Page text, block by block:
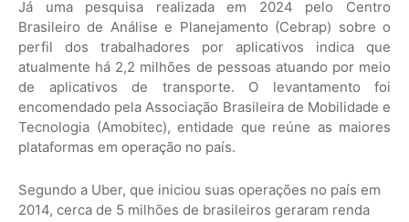
Já uma pesquisa realizada em 2024 pelo Centro
Brasileiro de Análise e Planejamento (Cebrap) sobre o
perfil dos trabalhadores por aplicativos indica que
atualmente há 2,2 milhões de pessoas atuando por meio
de aplicativos de transporte. O levantamento foi
encomendado pela Associação Brasileira de Mobilidade e
Tecnologia (Amobitec), entidade que reúne as maiores
plataformas em operação no país.
Segundo a Uber, que iniciou suas operações no país em
2014, cerca de 5 milhões de brasileiros geraram renda